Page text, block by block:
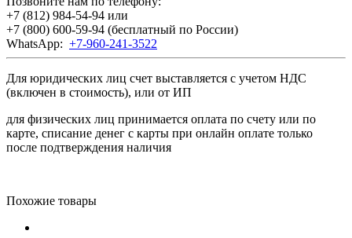
+7 (812) 984-54-94 или
+7 (800) 600-59-94 (бесплатный по России)
WhatsApp: +7-960-241-3522
Для юридических лиц счет выставляется с учетом НДС
(включен в стоимость), или от ИП
для физических лиц принимается оплата по счету или по
карте, списание денег с карты при онлайн оплате только
после подтверждения наличия
Похожие товары